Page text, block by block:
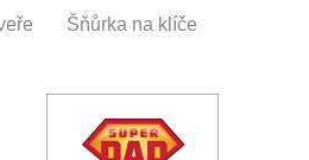
Šňůrka na klíče